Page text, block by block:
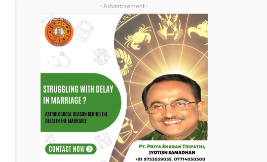
- Advertisement -